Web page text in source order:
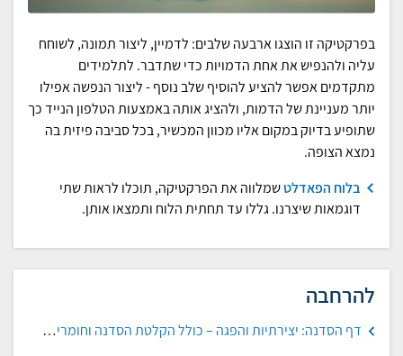
בפרקטיקה זו הוצגו ארבעה שלבים: לדמיין, ליצור תמונה, לשוחח
עליה ולהנפיש את אחת הדמויות כדי שתדבר. לתלמידים
מתקדמים אפשר להציע להוסיף שלב נוסף - ליצור הנפשה אפילו
יותר מעניינת של הדמות, ולהציג אותה באמצעות הטלפון הנייד כך
שתופיע בדיוק במקום אליו מכוון המכשיר, בכל סביבה פיזית בה
נמצא הצופה.
בלוח הפאדלטשמלווה את הפרקטיקה, תוכלו לראות שתי
דוגמאות שיצרנו. גללו עד תחתית הלוח ותמצאו אותן.
להרחבה
דף הסדנה: יצירתיות והפגה – כולל הקלטת הסדנה וחומרים נוספים